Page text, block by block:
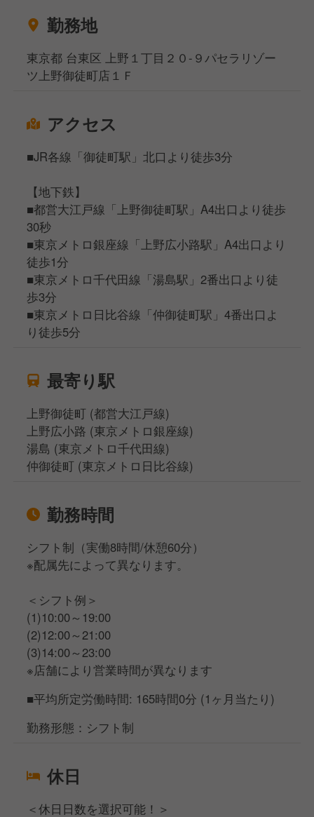
勤務地
東京都 台東区 上野１丁目２０-９パセラリゾー
ツ上野御徒町店１Ｆ
アクセス
■JR各線「御徒町駅」北口より徒歩3分
【地下鉄】
■都営大江戸線「上野御徒町駅」A4出口より徒歩
30秒
■東京メトロ銀座線「上野広小路駅」A4出口より
徒歩1分
■東京メトロ千代田線「湯島駅」2番出口より徒
歩3分
■東京メトロ日比谷線「仲御徒町駅」4番出口よ
り徒歩5分
最寄り駅
上野御徒町 (都営大江戸線)
上野広小路 (東京メトロ銀座線)
湯島 (東京メトロ千代田線)
仲御徒町 (東京メトロ日比谷線)
勤務時間
シフト制（実働8時間/休憩60分）
※配属先によって異なります。
＜シフト例＞
(1)10:00～19:00
(2)12:00～21:00
(3)14:00～23:00
※店舗により営業時間が異なります
■平均所定労働時間: 165時間0分 (1ヶ月当たり)
勤務形態：シフト制
休日
＜休日日数を選択可能！＞